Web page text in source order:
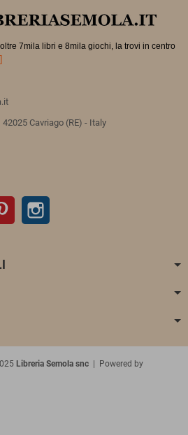
7mila libri e 8mila giochi, la trovi in centro
Cavriago (RE) - Italy
Pinterest
Libreria Semola snc | Powered by